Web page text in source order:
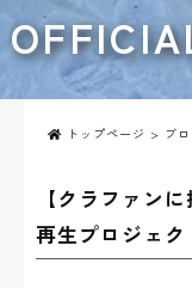
トップページ > ブ
【クラファン
再生プロジェク